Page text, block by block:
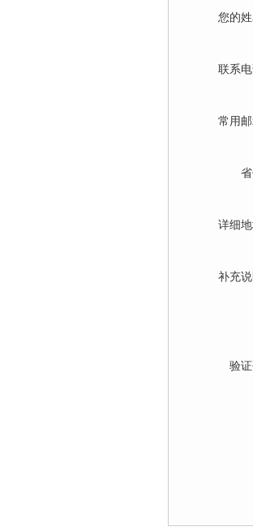
您的姓
联系电
常用邮
省
详细地
补充说
验证